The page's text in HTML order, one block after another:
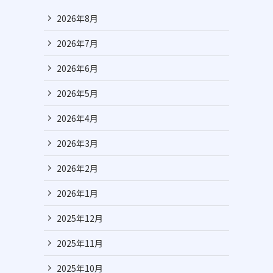
2026年8月
2026年7月
2026年6月
2026年5月
2026年4月
2026年3月
2026年2月
2026年1月
2025年12月
2025年11月
2025年10月